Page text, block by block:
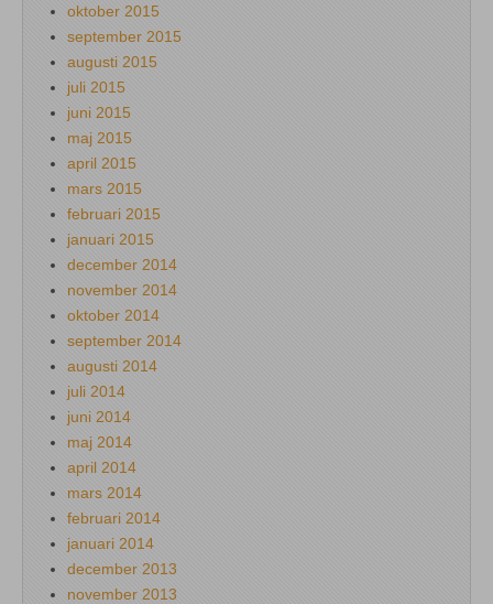
oktober 2015
september 2015
augusti 2015
juli 2015
juni 2015
maj 2015
april 2015
mars 2015
februari 2015
januari 2015
december 2014
november 2014
oktober 2014
september 2014
augusti 2014
juli 2014
juni 2014
maj 2014
april 2014
mars 2014
februari 2014
januari 2014
december 2013
november 2013